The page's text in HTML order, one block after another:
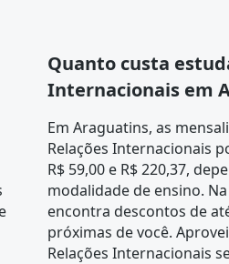
e
Quanto custa
Internacionais em
Em Araguatins, as
Relações Internacionais
R$ 59,00 e R$ 220,37,
modalidade de ensino.
encontra descontos de
próximas de você.
Relações Internacionais